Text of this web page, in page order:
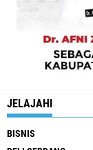
JELAJAHI
BISNIS